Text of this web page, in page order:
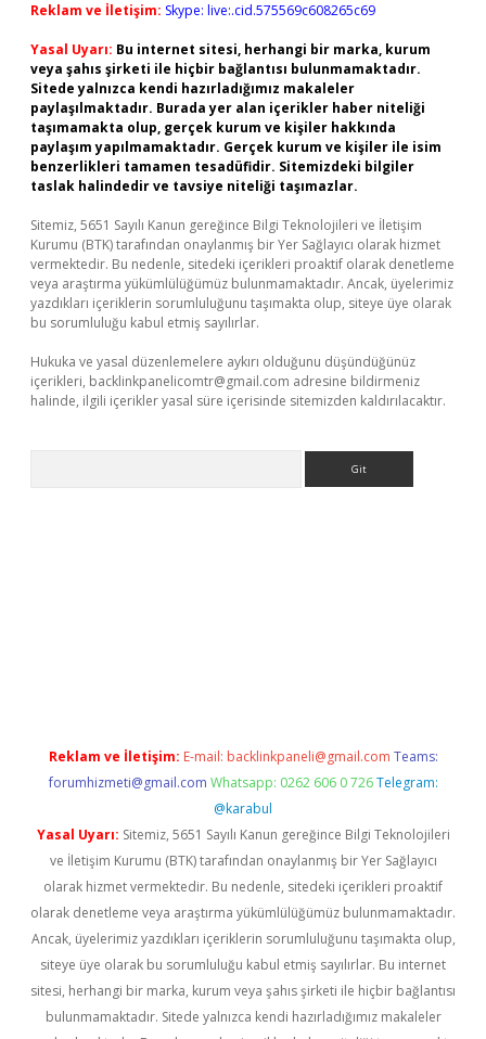
Reklam ve İletişim: Skype: live:.cid.575569c608265c69
Yasal Uyarı: Bu internet sitesi, herhangi bir marka, kurum
veya şahıs şirketi ile hiçbir bağlantısı bulunmamaktadır.
Sitede yalnızca kendi hazırladığımız makaleler
paylaşılmaktadır. Burada yer alan içerikler haber niteliği
taşımamakta olup, gerçek kurum ve kişiler hakkında
paylaşım yapılmamaktadır. Gerçek kurum ve kişiler ile isim
benzerlikleri tamamen tesadüfidir. Sitemizdeki bilgiler
taslak halindedir ve tavsiye niteliği taşımazlar.
Sitemiz, 5651 Sayılı Kanun gereğince Bilgi Teknolojileri ve İletişim
Kurumu (BTK) tarafından onaylanmış bir Yer Sağlayıcı olarak hizmet
vermektedir. Bu nedenle, sitedeki içerikleri proaktif olarak denetleme
veya araştırma yükümlülüğümüz bulunmamaktadır. Ancak, üyelerimiz
yazdıkları içeriklerin sorumluluğunu taşımakta olup, siteye üye olarak
bu sorumluluğu kabul etmiş sayılırlar.
Hukuka ve yasal düzenlemelere aykırı olduğunu düşündüğünüz
içerikleri, backlinkpanelicomtr@gmail.com adresine bildirmeniz
halinde, ilgili içerikler yasal süre içerisinde sitemizden kaldırılacaktır.
Reklam ve İletişim: E-mail: backlinkpaneli@gmail.com Teams:
forumhizmeti@gmail.com Whatsapp: 0262 606 0 726 Telegram:
@karabul
Yasal Uyarı: Sitemiz, 5651 Sayılı Kanun gereğince Bilgi Teknolojileri
ve İletişim Kurumu (BTK) tarafından onaylanmış bir Yer Sağlayıcı
olarak hizmet vermektedir. Bu nedenle, sitedeki içerikleri proaktif
olarak denetleme veya araştırma yükümlülüğümüz bulunmamaktadır.
Ancak, üyelerimiz yazdıkları içeriklerin sorumluluğunu taşımakta olup,
siteye üye olarak bu sorumluluğu kabul etmiş sayılırlar. Bu internet
sitesi, herhangi bir marka, kurum veya şahıs şirketi ile hiçbir bağlantısı
bulunmamaktadır. Sitede yalnızca kendi hazırladığımız makaleler